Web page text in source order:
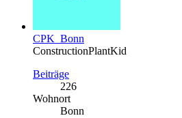
CPK_Bonn
ConstructionPlantKid
Beiträge
226
Wohnort
Bonn